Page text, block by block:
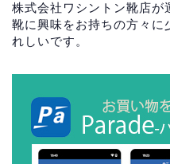
株式会社ワシントン靴店が
靴に興味をお持ちの方々に
れしいです。